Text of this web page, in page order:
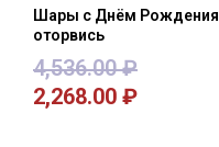
Шары с Днём Рождения
оторвись
4,536.00₽
2,268.00 ₽